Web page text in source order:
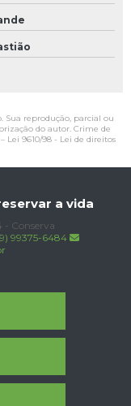
Sua reprodução, parcial ou
do autor. Crime de
Lei 9610/98 - Lei de direitos
a vida
- Conserva
99375-6484